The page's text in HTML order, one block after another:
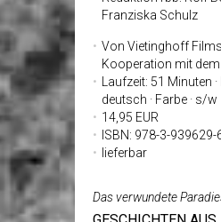
Franziska Schulz
Von Vietinghoff
Kooperation mit dem
Laufzeit: 51 Minuten ·
deutsch · Farbe · s/w
14,95 EUR
ISBN: 978-3-939629-
lieferbar
Das verwundete